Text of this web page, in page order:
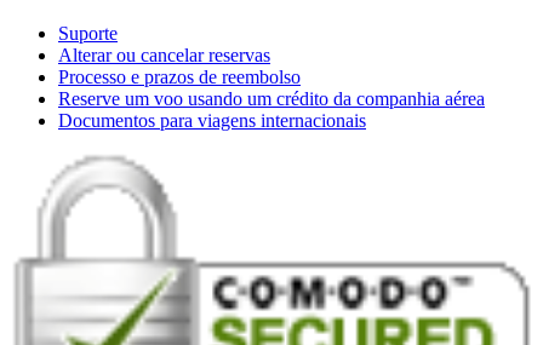
Suporte
Alterar ou cancelar reservas
Processo e prazos de reembolso
Reserve um voo usando um crédito da companhia aérea
Documentos para viagens internacionais